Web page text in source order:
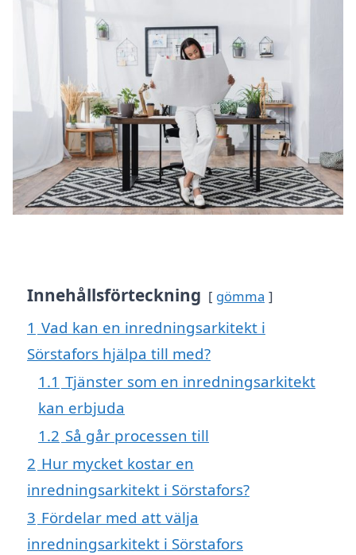
Innehållsförteckning gömma
1 Vad kan en inredningsarkitekt i
Sörstafors hjälpa till med?
1.1 Tjänster som en inredningsarkitekt
kan erbjuda
1.2 Så går processen till
2 Hur mycket kostar en
inredningsarkitekt i Sörstafors?
3 Fördelar med att välja
inredningsarkitekt i Sörstafors